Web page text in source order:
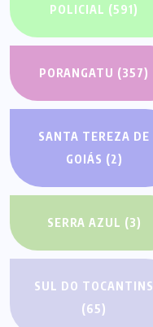
POLICIAL (591)
PORANGATU (357)
SANTA TEREZA DE
GOIÁS (2)
SERRA AZUL (3)
SUL DO TOCANTINS
(65)